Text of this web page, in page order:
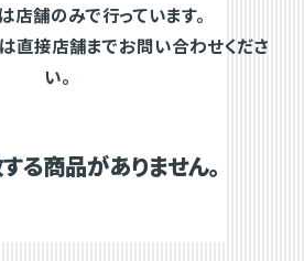
店舗のみで行っています。
直接店舗までお問い合わせくださ
い。
る商品がありません。